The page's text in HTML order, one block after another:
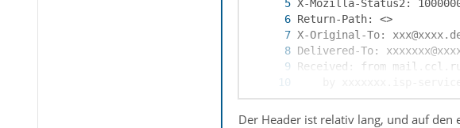
Return-Path: <>
Der Header ist relativ lang, und auf den